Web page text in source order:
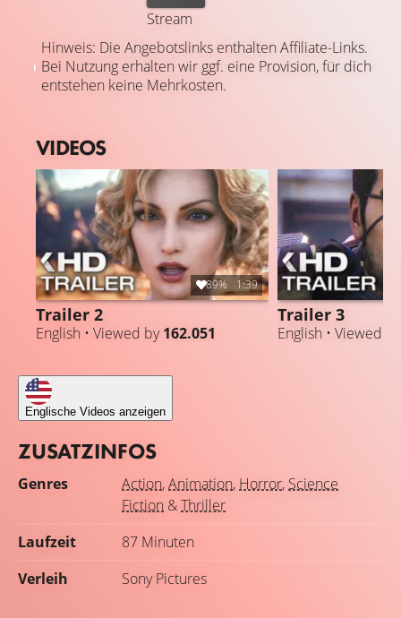
Stream
Hinweis: Die Angebotslinks enthalten Affiliate-Links.
Bei Nutzung erhalten wir ggf. eine Provision, für dich
entstehen keine Mehrkosten.
VIDEOS
89% 1:39
Trailer 2
English • Viewed by162.051
Trailer 3
English • Viewed
Englische Videos anzeigen
ZUSATZINFOS
Genres Action,Animation, Horror, Science
Fiction &Thriller
Laufzeit
87 Minuten
Verleih
Sony Pictures